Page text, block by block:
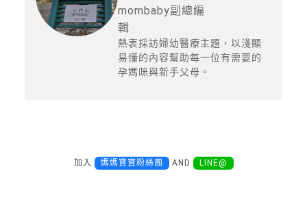
mombaby副總編
輯
熱衷採訪婦幼醫療主題，以淺顯
易懂的內容幫助每一位有需要的
孕媽咪與新手父母。
加入 媽媽寶寶粉絲團 AND LINE@